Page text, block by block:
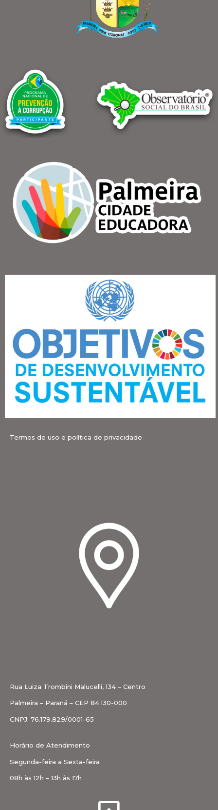
Termos de uso e política de privacidade
Rua Luiza Trombini Malucelli, 134 – Centro
Palmeira – Paraná – CEP 84.130-000
CNPJ: 76.179.829/0001-65
Horário de Atendimento
Segunda-feira a Sexta-feira
08h às 12h – 13h às 17h